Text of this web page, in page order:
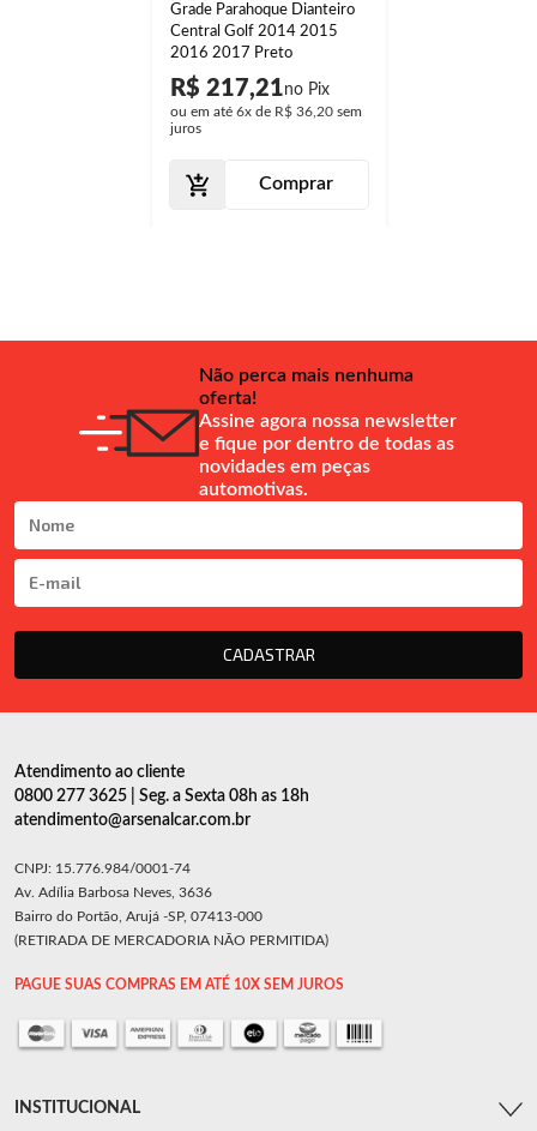
Grade Parahoque Dianteiro
Central Golf 2014 2015
2016 2017 Preto
R$ 217,21
ou em até 6xde R$ 36,20sem
juros
Comprar
Não perca mais nenhuma
oferta!
Assine agora nossa newsletter
e fique por dentro de todas as
novidades em peças
automotivas.
CADASTRAR
Atendimento ao cliente
0800 277 3625 | Seg. a Sexta 08h as 18h
atendimento@arsenalcar.com.br
CNPJ: 15.776.984/0001-74
Av. Adília Barbosa Neves, 3636
Bairro do Portão, Arujá -SP, 07413-000
(RETIRADA DE MERCADORIA NÃO PERMITIDA)
PAGUE SUAS COMPRAS EM ATÉ 10X SEM JUROS
INSTITUCIONAL